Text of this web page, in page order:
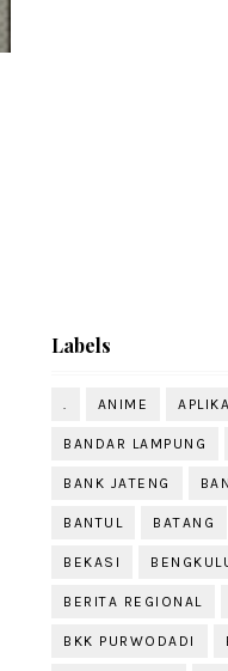
Labels
. ANIME
BANDAR LAMPUNG
BANK JATENG
BANTUL BATANG
BEKASI
BERITA REGIONAL
BKK PURWODADI